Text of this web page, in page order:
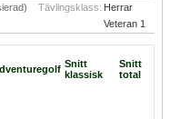
Tävlingsklass: Herrar
Veteran 1
Snitt
klassisk
Snitt
total